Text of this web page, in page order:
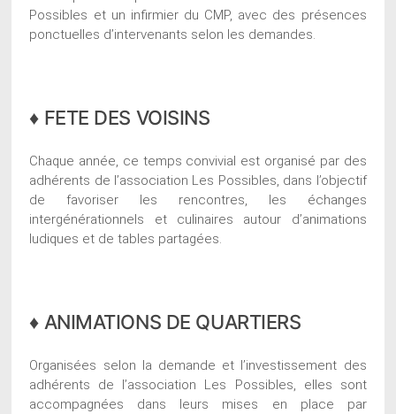
Possibles et un infirmier du CMP, avec des présences
ponctuelles d’intervenants selon les demandes.
♦ FETE DES VOISINS
Chaque année, ce temps convivial est organisé par des
adhérents de l’association Les Possibles, dans l’objectif
de favoriser les rencontres, les échanges
intergénérationnels et culinaires autour d’animations
ludiques et de tables partagées.
♦ ANIMATIONS DE QUARTIERS
Organisées selon la demande et l’investissement des
adhérents de l’association Les Possibles, elles sont
accompagnées dans leurs mises en place par